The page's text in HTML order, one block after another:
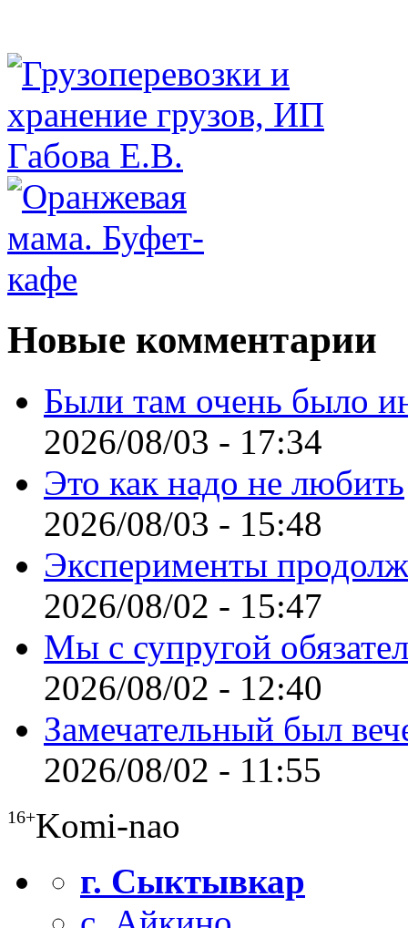
Новые комментарии
Были там очень было
2026/08/03 - 17:34
Это как надо не любить
2026/08/03 - 15:48
Эксперименты
2026/08/02 - 15:47
Мы с супругой
2026/08/02 - 12:40
Замечательный был
2026/08/02 - 11:55
16+Komi-nao
г. Сыктывкар